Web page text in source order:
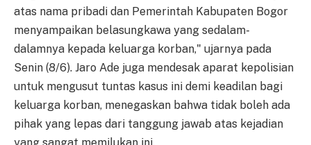
atas nama pribadi dan Pemerintah Kabupaten Bogor
menyampaikan belasungkawa yang sedalam-
dalamnya kepada keluarga korban," ujarnya pada
Senin (8/6). Jaro Ade juga mendesak aparat kepolisian
untuk mengusut tuntas kasus ini demi keadilan bagi
keluarga korban, menegaskan bahwa tidak boleh ada
pihak yang lepas dari tanggung jawab atas kejadian